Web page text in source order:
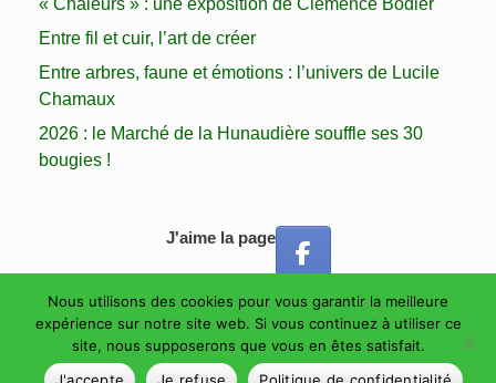
Entre fil et cuir, l’art de créer
Entre arbres, faune et émotions : l’univers de Lucile
Chamaux
2026 : le Marché de la Hunaudière souffle ses 30
bougies !
J'aime la page
Les Amis des Forges de la Hunaudière Copyright 2024 Tous droits
réservés
Theme by
Nous utilisons des cookies pour vous garantir la meilleure
expérience sur notre site web. Si vous continuez à utiliser ce
site, nous supposerons que vous en êtes satisfait.
J'accepte
Je refuse Politique de confidentialité